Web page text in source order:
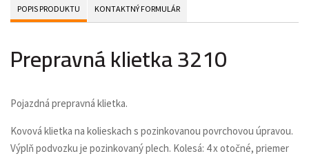
POPIS PRODUKTU KONTAKTNÝ FORMULÁR
Prepravná klietka 3210
Pojazdná prepravná klietka.
Kovová klietka na kolieskach s pozinkovanou povrchovou úpravou.
Výplň podvozku je pozinkovaný plech. Kolesá: 4 x otočné, priemer